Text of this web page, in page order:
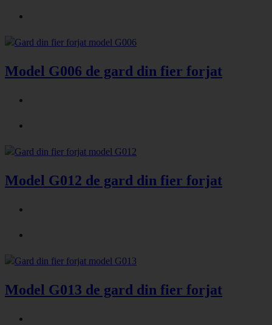
Model G006 de gard din fier forjat
Model G012 de gard din fier forjat
Model G013 de gard din fier forjat